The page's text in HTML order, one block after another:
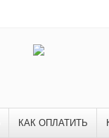
КАК ОПЛАТИТЬ